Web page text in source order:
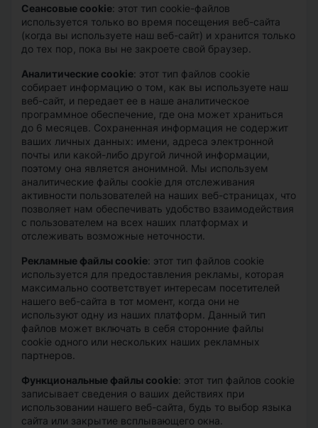
Сеансовые cookie: этот тип cookie-файлов
используется только во время посещения веб-сайта
(когда вы используете наш веб-сайт) и хранится только
до тех пор, пока вы не закроете свой браузер.
Аналитические cookie: этот тип файлов cookie
собирает информацию о том, как вы используете наш
веб-сайт, и передает ее в наше аналитическое
программное обеспечение, где она может храниться
до 6 месяцев. Сохраненная информация не содержит
ваших личных данных: имени, адреса электронной
почты или какой-либо другой личной информации,
поэтому она является анонимной. Мы используем
аналитические файлы cookie для отслеживания
активности пользователей на наших веб-страницах, что
позволяет нам обеспечивать удобство взаимодействия
с пользователем на всех наших платформах и
отслеживать возможные неточности.
Рекламные файлы cookie: этот тип файлов cookie
используется для предоставления рекламы, которая
максимально соответствует интересам посетителей
нашего веб-сайта в тот момент, когда они не
используют одну из наших платформ. Данный тип
файлов может включать в себя сторонние файлы
cookie одного или нескольких наших рекламных
партнеров.
Функциональные файлы cookie: этот тип файлов cookie
записывает сведения о ваших действиях при
использовании нашего веб-сайта, будь то выбор языка
сайта или закрытие всплывающего окна.